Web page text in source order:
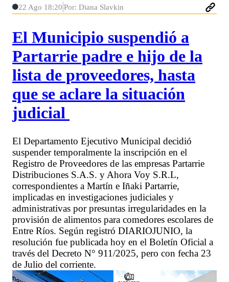
22 Ago 18:20 Por: Diana Slavkin
El Municipio suspendió a
Partarrie padre e hijo de la
lista de proveedores, hasta
que se aclare la situación
judicial
El Departamento Ejecutivo Municipal decidió
suspender temporalmente la inscripción en el
Registro de Proveedores de las empresas Partarrie
Distribuciones S.A.S. y Ahora Voy S.R.L,
correspondientes a Martín e Iñaki Partarrie,
implicadas en investigaciones judiciales y
administrativas por presuntas irregularidades en la
provisión de alimentos para comedores escolares de
Entre Ríos. Según registró DIARIOJUNIO, la
resolución fue publicada hoy en el Boletín Oficial a
través del Decreto N° 911/2025, pero con fecha 23
de Julio del corriente.